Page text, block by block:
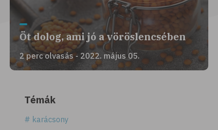
Öt dolog, ami jó a vöröslencsében
2 perc olvasás - 2022. május 05.
Témák
# karácsony